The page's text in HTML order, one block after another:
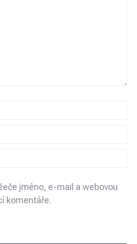
jméno, e-mail a webovou
komentáře.